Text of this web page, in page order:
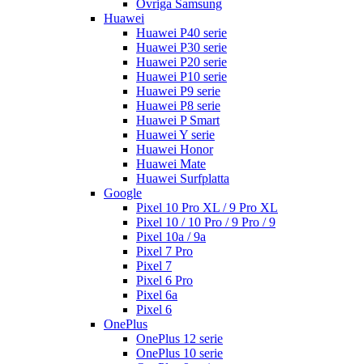
Övriga Samsung
Huawei
Huawei P40 serie
Huawei P30 serie
Huawei P20 serie
Huawei P10 serie
Huawei P9 serie
Huawei P8 serie
Huawei P Smart
Huawei Y serie
Huawei Honor
Huawei Mate
Huawei Surfplatta
Google
Pixel 10 Pro XL / 9 Pro XL
Pixel 10 / 10 Pro / 9 Pro / 9
Pixel 10a / 9a
Pixel 7 Pro
Pixel 7
Pixel 6 Pro
Pixel 6a
Pixel 6
OnePlus
OnePlus 12 serie
OnePlus 10 serie